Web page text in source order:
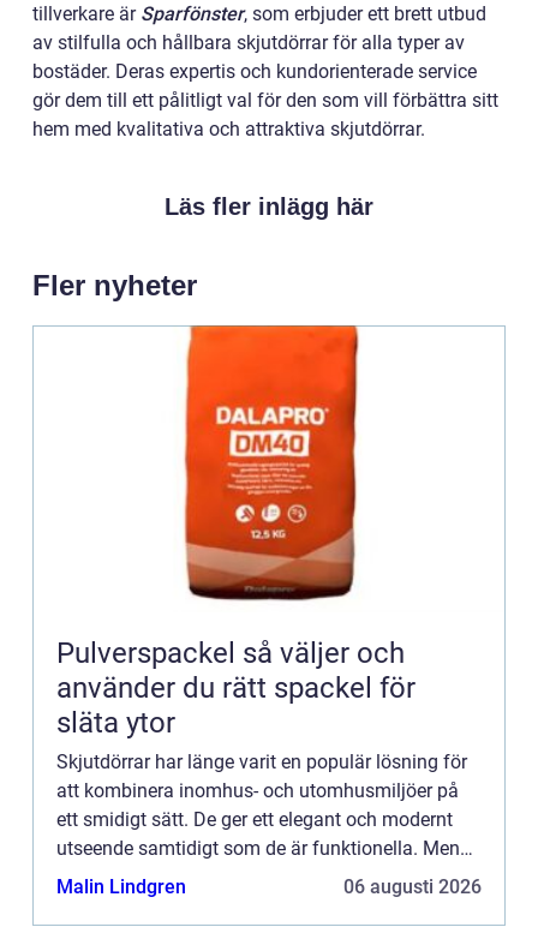
tillverkare är Sparfönster, som erbjuder ett brett utbud
av stilfulla och hållbara skjutdörrar för alla typer av
bostäder. Deras expertis och kundorienterade service
gör dem till ett pålitligt val för den som vill förbättra sitt
hem med kvalitativa och attraktiva skjutdörrar.
Läs fler inlägg här
Fler nyheter
Pulverspackel så väljer och
använder du rätt spackel för
släta ytor
Skjutdörrar har länge varit en populär lösning för
att kombinera inomhus- och utomhusmiljöer på
ett smidigt sätt. De ger ett elegant och modernt
utseende samtidigt som de är funktionella. Men
vad är ...
Malin Lindgren 06 augusti 2026